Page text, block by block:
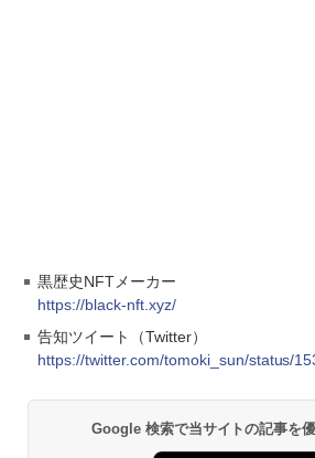
黒歴史NFTメーカー
https://black-nft.xyz/
告知ツイート（Twitter）
https://twitter.com/tomoki_sun/status/
Google 検索で当サイトの記事を